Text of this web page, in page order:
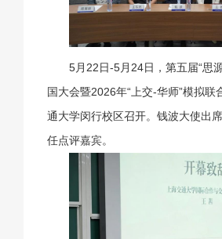
5月22日-5月24日，第五届“思
国大会暨2026年“上交-华师”模拟联
通大学闵行校区召开。钱波大使出
任点评嘉宾。